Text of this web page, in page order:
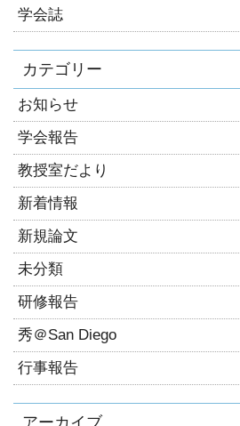
学会誌
カテゴリー
お知らせ
学会報告
教授室だより
新着情報
新規論文
未分類
研修報告
秀＠San Diego
行事報告
アーカイブ